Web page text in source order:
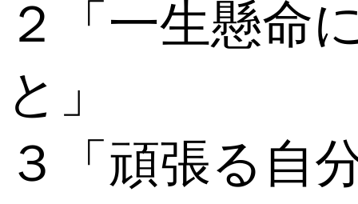
２「一生懸命
と」
３「頑張る自